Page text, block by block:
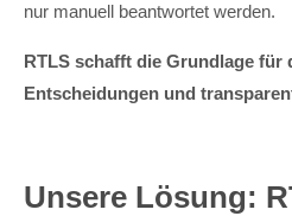
nur manuell beantwortet werden.
RTLS schafft die Grundlage für
Entscheidungen und
Unsere Lösung: